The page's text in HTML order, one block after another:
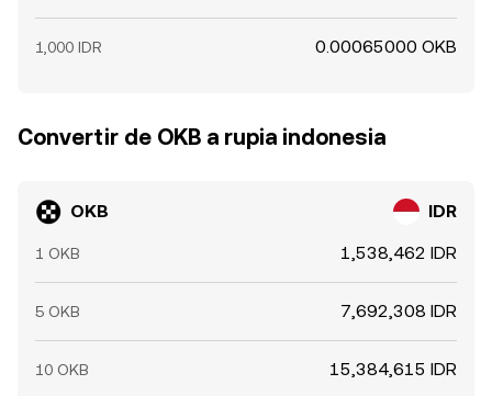
1,000 IDR 0.00065000 OKB
Convertir de OKB a rupia indonesia
OKB IDR
1 OKB 1,538,462 IDR
5 OKB 7,692,308 IDR
10 OKB 15,384,615 IDR